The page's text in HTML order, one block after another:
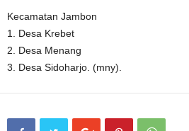
Kecamatan Jambon
1. Desa Krebet
2. Desa Menang
3. Desa Sidoharjo. (mny).